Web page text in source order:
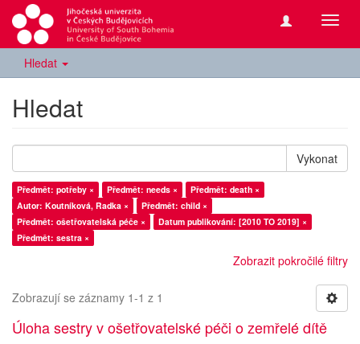
Hledat
Hledat
Vykonat
Předmět: potřeby × Předmět: needs ×
Předmět: death ×
Autor: Koutníková, Radka ×
Předmět: child ×
Předmět: ošetřovatelská péče ×
Datum publikování: [2010 TO 2019] ×
Předmět: sestra ×
Zobrazit pokročilé filtry
Zobrazují se záznamy 1-1 z 1
Úloha sestry v ošetřovatelské péči o zemřelé dítě